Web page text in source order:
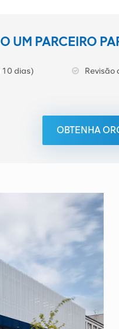
UM PARCEIRO
10 dias) Revisão
OBTENHA